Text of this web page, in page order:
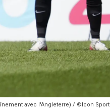
avec l'Angleterre) / ©Icon Sport